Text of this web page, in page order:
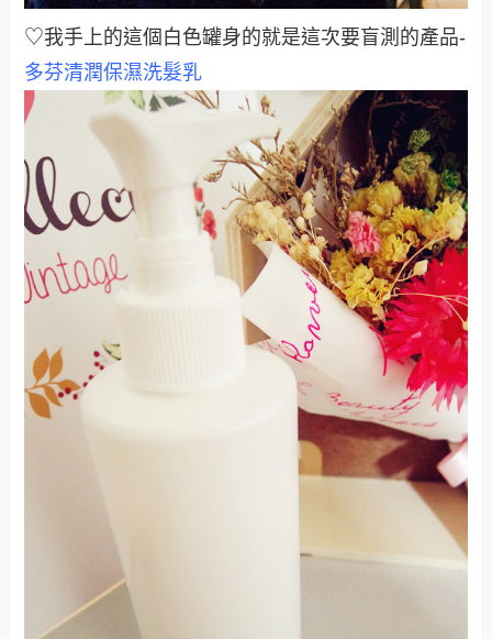
♡我手上的這個白色罐身的就是這次要盲測的產品-
多芬清潤保濕洗髮乳